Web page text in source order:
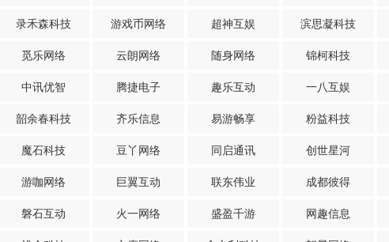
录禾森科技 游戏币网络 超神互娱 滨思凝科技
觅乐网络 云朗网络 随身网络 锦柯科技
中讯优智 腾捷电子 趣乐互动 一八互娱
韶余春科技 齐乐信息 易游畅享 粉益科技
魔石科技 豆丫网络 同启通讯 创世星河
游咖网络 巨翼互动 联东伟业 成都彼得
磐石互动 火一网络 盛盈千游 网趣信息